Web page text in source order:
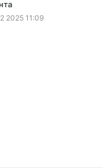
2025 11:09